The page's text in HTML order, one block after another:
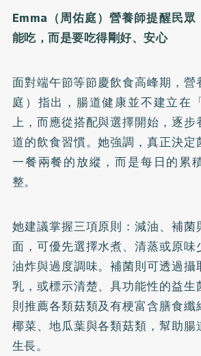
Emma（周佑庭）營養師提醒民
能吃，而是要吃得剛好、安心
面對端午節等節慶飲食高峰期，
庭）指出，腸道健康並不建立在
上，而應從搭配與選擇開始，逐
道的飲食習慣。她強調，真正決定
一餐兩餐的放縱，而是每日的累
整。
她建議掌握三項原則：減油、補
面，可優先選擇水煮、清蒸或原
油炸與過度調味。補菌則可透過
乳，或標示清楚、具功能性的益
則推薦各類菇類及有梗富含膳食
椰菜、地瓜葉與各類菇類，幫助
生長。